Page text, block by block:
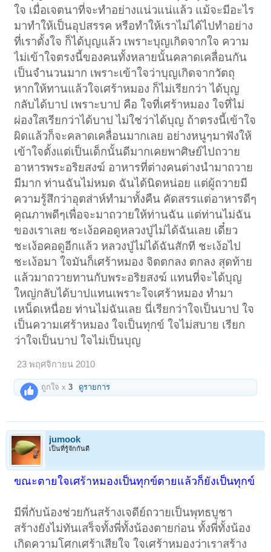
ใจ เมื่อเจตนาที่จะทำอย่างแน่วแน่แล้ว แม้จะมีอะไร
มาทำให้เป็นอุปสรรค หรือทำให้เราไม่ได้ไปทำอย่าง
ที่เราตั้งใจ ก็ได้บุญแล้ว เพราะบุญเกิดจากใจ ความ
ไม่เข้าใจตรงนี้ของคนทั้งหลายนั้นคลาดเคลื่อนกัน
เป็นจำนวนมาก เพราะเข้าใจว่าบุญเกิดจากวัตถุ
หากให้ทานแล้วใจเศร้าหมอง ก็ไม่เรียกว่า ได้บุญ
กลับได้บาป เพราะบาป คือ ใจที่เศร้าหมอง ใจที่ไม่
ผ่องใสเรียกว่าได้บาป ไม่ใช่ว่าได้บุญ ถ้าตรงนี้เข้าใจ
ผิดแล้วก็จะคลาดเคลื่อนมากเลย อย่างหนูๆมาฟังให้
เข้าใจตั้งแต่เป็นเด็กนั้นดีมากเคยพาศิษย์ไปถวาย
อาหารพระอริยสงฆ์ อาหารที่ต่างคนต่างนำมาถวาย
มีมาก ท่านฉันไม่หมด ฉันได้นิดหน่อย แต่ผู้ถวายมี
ความรู้สึกว่าอุตส่าห์ทำมาทั้งคืน คัดสรรแต่อาหารดีๆ
คุณภาพดีๆเพื่อจะมาถวายให้ท่านฉัน แต่ท่านไม่ฉัน
ของเราเลย ชะเง้อคอดูหลวงปู่ไม่ได้ฉันเลย เดี๋ยว
ชะเง้อคอดูอีกแล้ว หลวงปู่ไม่ได้ฉันสักที ชะเง้อไป
ชะเง้อมา ใจมันก็เศร้าหมอง จิตตกลง ตกลง สุดท้าย
แล้วมาถวายทานกับพระอริยสงฆ์ แทนที่จะได้บุญ
ใหญ่กลับได้บาปแทนเพราะใจเศร้าหมอง ทำมา
เหน็ดเหนื่อย ท่านไม่ฉันเลย นี่เรียกว่าใจเป็นบาป ใจ
เป็นความเศร้าหมอง ใจเป็นทุกข์ ใจไม่สบาย เรียก
ว่าใจเป็นบาป ใจไม่เป็นบุญ
23 พฤศจิกายน 2010
ถูกใจ x3 ดูรายการ
jumook
เป็นที่รู้จักกันดี
ขณะตายใจเศร้าหมองเป็นทุกข์ตายแล้วก็ยังเป็นทุกข์
มีพี่กับน้องช่วยกันสร้างเจดีย์ถวายเป็นพุทธบูชา
สร้างยังไม่ทันเสร็จทั้งพี่ทั้งน้องตายก่อน ทั้งพี่ทั้งน้อง
เกิดความโศกเศร้าเสียใจ ใจเศร้าหมองว่าเราสร้าง